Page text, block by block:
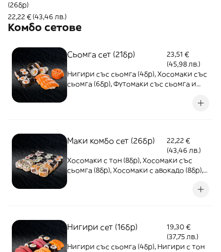
(26бр)
22,22 € (43,46 лв.)
Комбо сетове
Сьомга сет (21бр)
23,51 €
(45,98 лв.)
Нигири със сьомга (4бр), Хосомаки със
сьомга (6бр), Футомаки със сьомга и
Маки комбо сет (26бр)
22,22 €
(43,46 лв.)
Хосомаки с тон (8бр), Хосомаки със
сьомга (8бр), Хосомаки с авокадо (8бр),
Нигири сет (16бр)
19,30 €
(37,75 лв.)
Нигири със сьомга (4бр), Нигири с тон